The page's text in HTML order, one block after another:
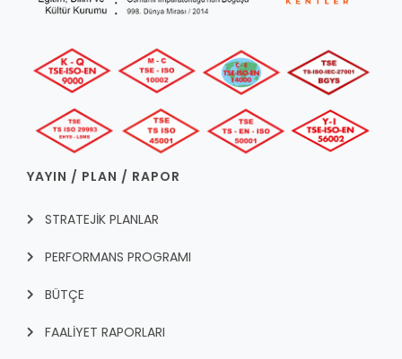
YAYIN / PLAN / RAPOR
STRATEJİK PLANLAR
PERFORMANS PROGRAMI
BÜTÇE
FAALİYET RAPORLARI